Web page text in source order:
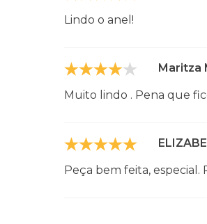
Lindo o anel!
Maritza
Muito lindo . Pena que
Peça bem feita, especial.